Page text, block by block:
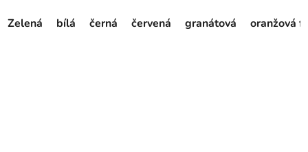
Zelená bílá černá červená granátová oranžová